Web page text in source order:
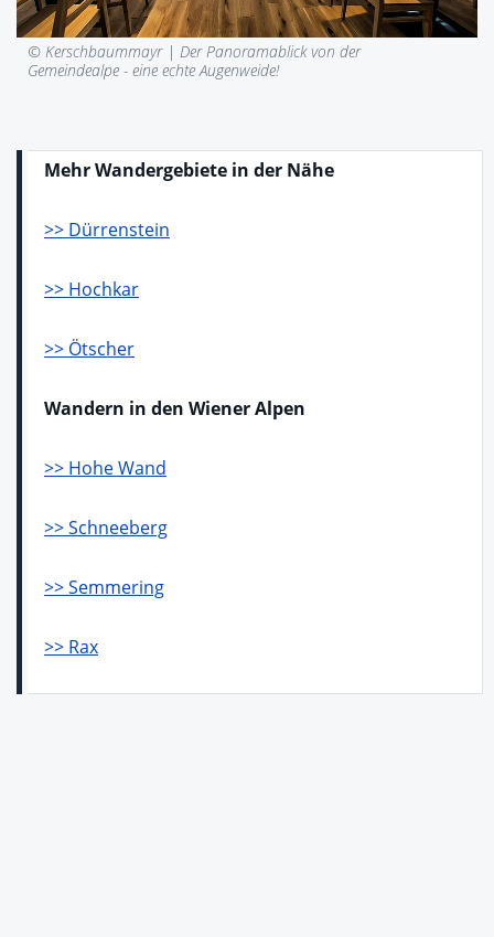
© Kerschbaummayr | Der Panoramablick von der
Gemeindealpe - eine echte Augenweide!
Mehr Wandergebiete in der Nähe
>> Dürrenstein
>> Hochkar
>> Ötscher
Wandern in den Wiener Alpen
>> Hohe Wand
>> Schneeberg
>> Semmering
>> Rax